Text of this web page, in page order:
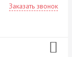
Заказать звонок